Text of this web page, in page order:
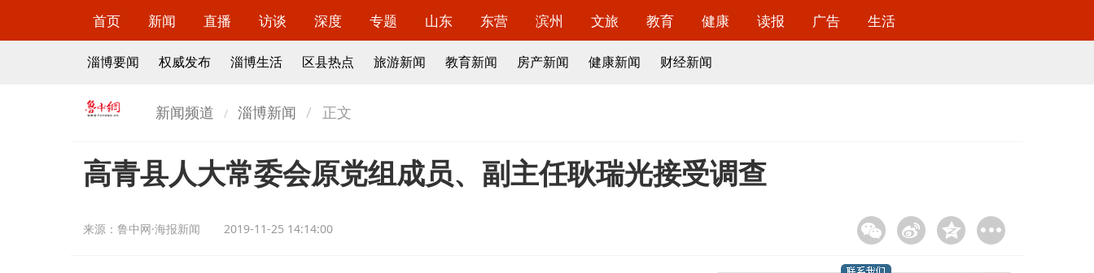
首页 新闻 直播 访谈 深度 专题 山东 东营 滨州 文旅 教育 健康 读报 广告 生活
淄博要闻 权威发布 淄博生活 区县热点 旅游新闻 教育新闻 房产新闻 健康新闻 财经新闻
新闻频道 淄博新闻 正文
高青县人大常委会原党组成员、副主任耿瑞光接受调查
来源： 鲁中网·海报新闻 2019-11-25 14:14:00